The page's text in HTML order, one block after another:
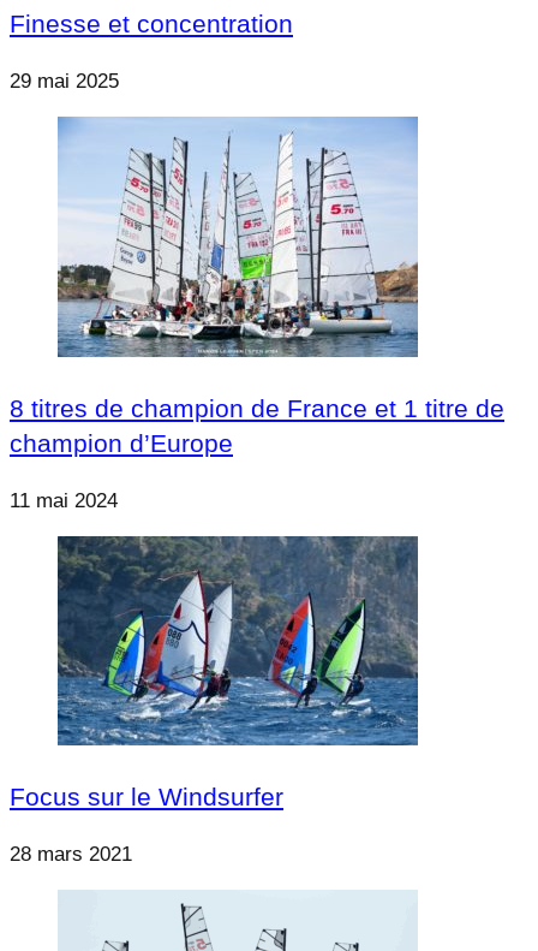
Finesse et concentration
29 mai 2025
8 titres de champion de France et 1 titre de
champion d’Europe
11 mai 2024
Focus sur le Windsurfer
28 mars 2021